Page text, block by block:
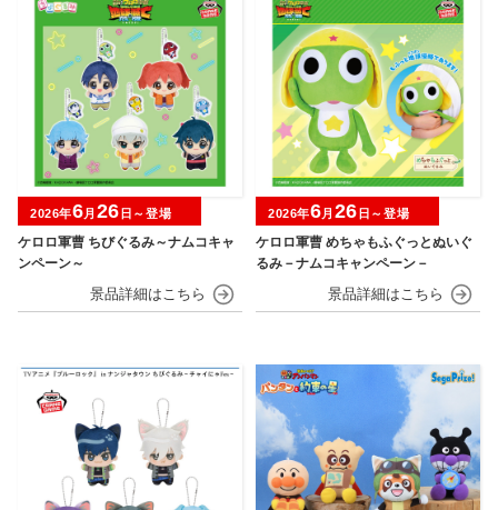
ケロロ軍曹 ちびぐるみ～ナムコキャ
ンペーン～
2026年6月 26 日～登場
ケロロ軍曹 めちゃもふぐっとぬいぐ
るみ－ナムコキャンペーン－
2026年6月 26 日～登場